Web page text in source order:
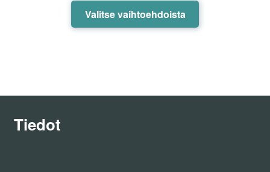
Valitse vaihtoehdoista
Tällä
tuotteella
tehdä
Tiedot